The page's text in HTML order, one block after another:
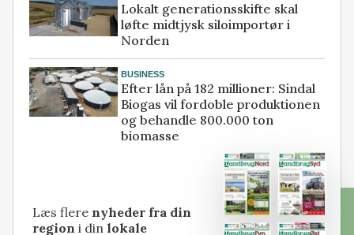
Lokalt generationsskifte skal
løfte midtjysk siloimportør i
Norden
BUSINESS
Efter lån på 182 millioner: Sindal
Biogas vil fordoble produktionen
og behandle 800.000 ton
biomasse
Læs flere nyheder fra din
region i dinlokale